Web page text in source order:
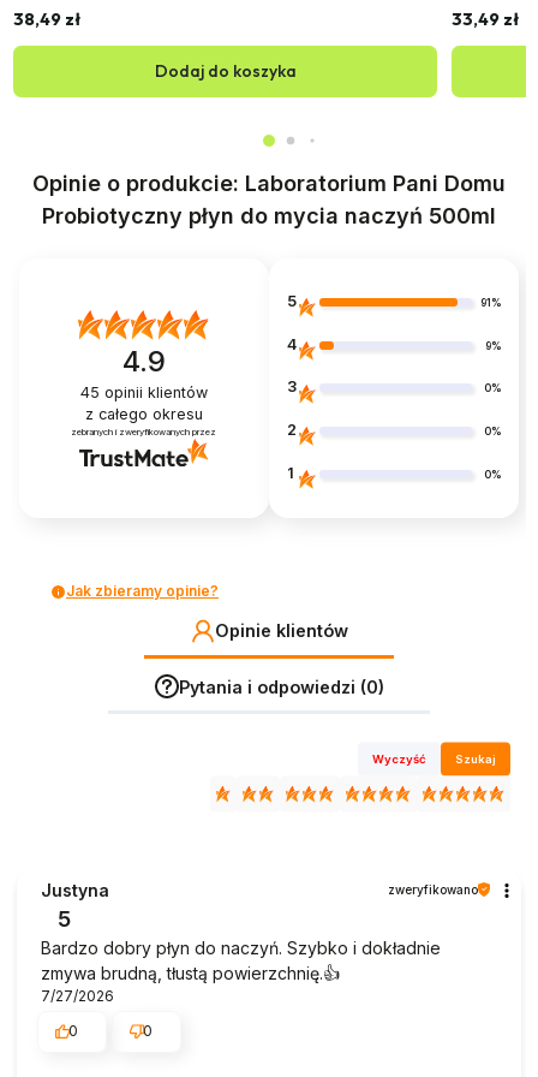
38,49 zł
Dodaj do koszyka
33,49 zł
Opinie o produkcie: Laboratorium Pani Domu
Probiotyczny płyn do mycia naczyń 500ml
4.9
45 opinii klientów
z całego okresu
zebranych i zweryfikowanych przez
5 91%
4 9%
3 0%
2 0%
1 0%
Jak zbieramy opinie?
Opinie klientów
Pytania i odpowiedzi (0)
Wyczyść Szukaj
Justyna zweryfikowano
5
Bardzo dobry płyn do naczyń. Szybko i dokładnie
zmywa brudną, tłustą powierzchnię.👍️
7/27/2026
0
0